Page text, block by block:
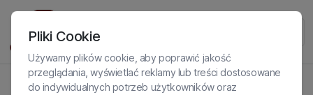
Pliki Cookie
Używamy plików cookie, aby poprawić jakość
przeglądania, wyświetlać reklamy lub treści dostosowane
do indywidualnych potrzeb użytkowników oraz